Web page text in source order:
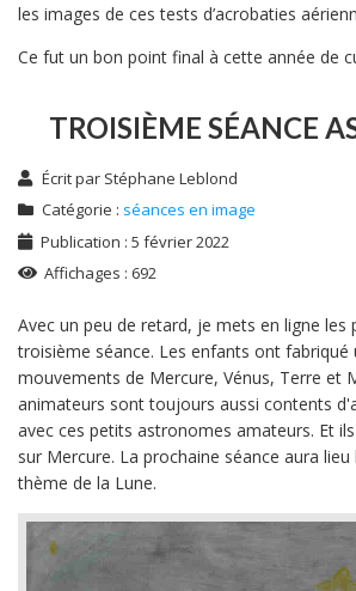
les images de ces tests d’acrobaties
Ce fut un bon point final à cette année de
TROISIÈME SÉANCE
Écrit par Stéphane Leblond
Catégorie : séances en image
Publication : 5 février 2022
Affichages : 692
Avec un peu de retard, je mets en ligne les
troisième séance. Les enfants ont fabriqué
mouvements de Mercure, Vénus, Terre et
animateurs sont toujours aussi contents
avec ces petits astronomes amateurs. Et
sur Mercure. La prochaine séance aura
thème de la Lune.